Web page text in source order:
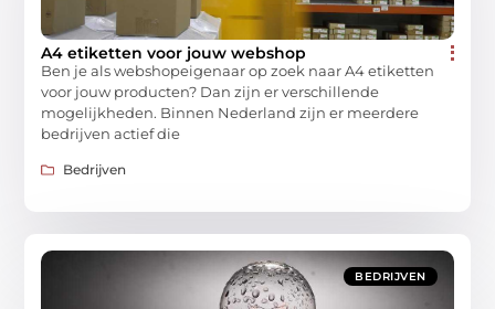
A4 etiketten voor jouw webshop
Ben je als webshopeigenaar op zoek naar A4 etiketten
voor jouw producten? Dan zijn er verschillende
mogelijkheden. Binnen Nederland zijn er meerdere
bedrijven actief die
Bedrijven
BEDRIJVEN